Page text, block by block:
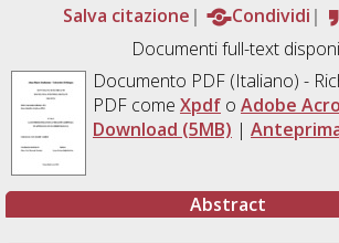
Salva citazione
Condividi
Documenti full-text
Documento PDF(Italiano) -
PDF come Xpdfo Adobe
Download (5MB) |
Abstract